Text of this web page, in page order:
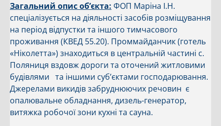
Загальний опис об’єкта: ФОП Маріна І.Н.
спеціалізується на діяльності засобів розміщування
на період відпустки та іншого тимчасового
проживання (КВЕД 55.20). Проммайданчик (готель
«Ніколетта») знаходиться в центральній частині с.
Поляниця вздовж дороги та оточений житловими
будівлями та іншими суб’єктами господарювання.
Джерелами викидів забруднюючих речовин є
опалювальне обладнання, дизель-генератор,
витяжка робочої зони кухні та сауна.